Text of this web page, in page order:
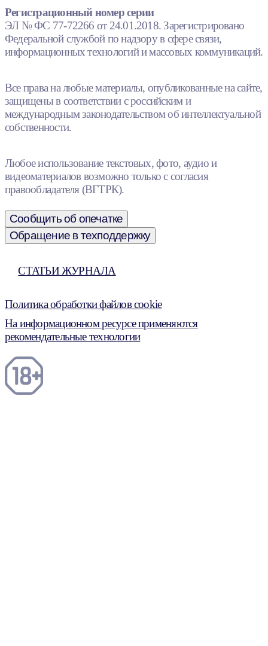
Регистрационный номер серии
ЭЛ № ФС 77-72266 от 24.01.2018. Зарегистрировано
Федеральной службой по надзору в сфере связи,
информационных технологий и массовых коммуникаций.
Все права на любые материалы, опубликованные на сайте,
защищены в соответствии с российским и
международным законодательством об интеллектуальной
собственности.
Любое использование текстовых, фото, аудио и
видеоматериалов возможно только с согласия
правообладателя (ВГТРК).
Сообщить об опечатке
Обращение в техподдержку
СТАТЬИ ЖУРНАЛА
Политика обработки файлов cookie
На информационном ресурсе применяются
рекомендательные технологии